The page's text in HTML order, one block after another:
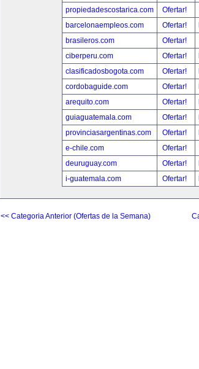
propiedadescostarica.com
Ofertar!
barcelonaempleos.com
Ofertar!
brasileros.com
Ofertar!
ciberperu.com
Ofertar!
clasificadosbogota.com
Ofertar!
cordobaguide.com
Ofertar!
arequito.com
Ofertar!
guiaguatemala.com
Ofertar!
provinciasargentinas.com
Ofertar!
e-chile.com
Ofertar!
deuruguay.com
Ofertar!
i-guatemala.com
Ofertar!
<< Categoria Anterior (Ofertas de la Semana)